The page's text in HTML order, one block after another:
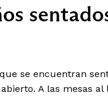
se encuentran
A las mesas al